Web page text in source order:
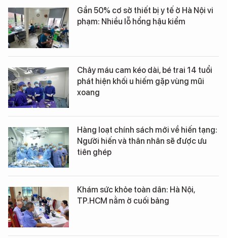
Gần 50% cơ sở thiết bị y tế ở Hà Nội vi
phạm: Nhiều lỗ hổng hậu kiểm
Chảy máu cam kéo dài, bé trai 14 tuổi
phát hiện khối u hiếm gặp vùng mũi
xoang
Hàng loạt chính sách mới về hiến tạng:
Người hiến và thân nhân sẽ được ưu
tiên ghép
Khám sức khỏe toàn dân: Hà Nội,
TP.HCM nằm ở cuối bảng